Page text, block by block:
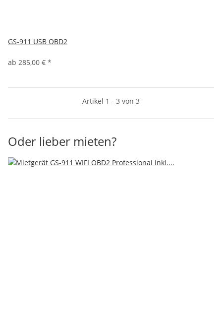
GS-911 USB OBD2
ab 285,00 € *
Artikel 1 - 3 von 3
Oder lieber mieten?